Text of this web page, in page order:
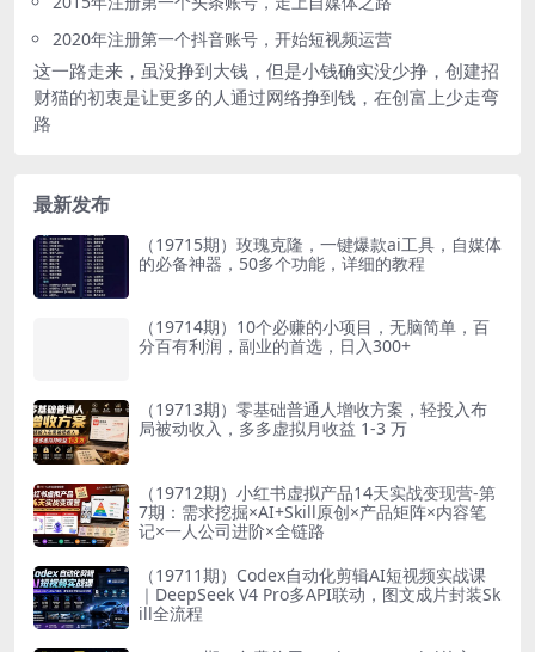
2020年注册第一个抖音账号，开始短视频运营
这一路走来，虽没挣到大钱，但是小钱确实没少挣，创建招
财猫的初衷是让更多的人通过网络挣到钱，在创富上少走弯
路
最新发布
（19715期）玫瑰克隆，一键爆款ai工具，自媒体
的必备神器，50多个功能，详细的教程
（19714期）10个必赚的小项目，无脑简单，百
分百有利润，副业的首选，日入300+
（19713期）零基础普通人增收方案，轻投入布
局被动收入，多多虚拟月收益 1-3 万
（19712期）小红书虚拟产品14天实战变现营-第
7期：需求挖掘×AI+Skill原创×产品矩阵×内容笔
记×一人公司进阶×全链路
（19711期）Codex自动化剪辑AI短视频实战课
｜DeepSeek V4 Pro多API联动，图文成片封装Sk
ill全流程